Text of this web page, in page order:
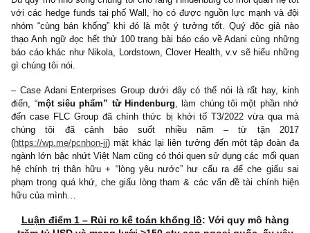
traders tại Hoa Kỳ lúc bấy giờ – là Chamath Palihapitiya. Và đối
mới nhất gần đây của Hindenburg chính làAdani Group &
Adani– người được giới truyền thông quốc tế liên tục khen
tài sản tăng vọt, trong đó có cả Việt Nam (cười) – gây rúng
giới, bốc hơi vốn hóa hơn 100 tỷ USD, gây lung lay vị thế
– Báo cáo của Hindenburg được đánh giá rất cao bởi giới
phố Wall, đặc biệt những quỹ chuyên chiến lược bán khống,
“intensive” – không khác gì một phóng viên điều tra, hay điều
FBI, nơi họ có được nguồn thông tin quý giá từ nhân viên cũ,
nhà cung cấp, bay hàng chục nước, download hàng nghìn tài
Dù quy mô nhỏ song chúng tôi cho rằng Hindenburg có mối quan
với các hedge funds tại phố Wall, họ có được nguồn lực mạnh
thạo Anh ngữ đọc hết thử 100 trang bài báo cáo về Adani cùng